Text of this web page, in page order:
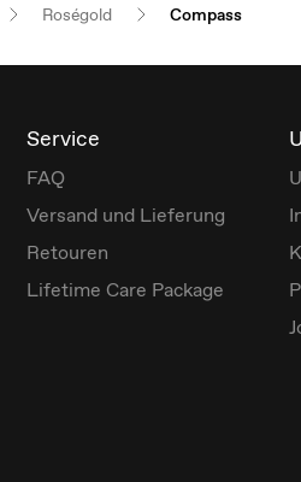
Roségold Compass
Service
FAQ
Versand und Lieferung
Retouren
Lifetime Care Package